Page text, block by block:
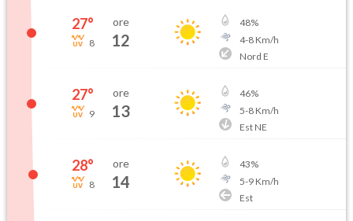
27°
8
ore
12
48%
4-8Km/h
Nord E
27°
9
ore
13
46%
5-8Km/h
Est NE
28°
8
ore
14
43%
5-9Km/h
Est